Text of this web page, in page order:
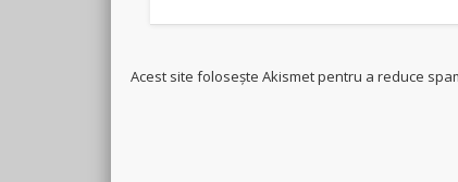
Acest site folosește Akismet pentru a reduce